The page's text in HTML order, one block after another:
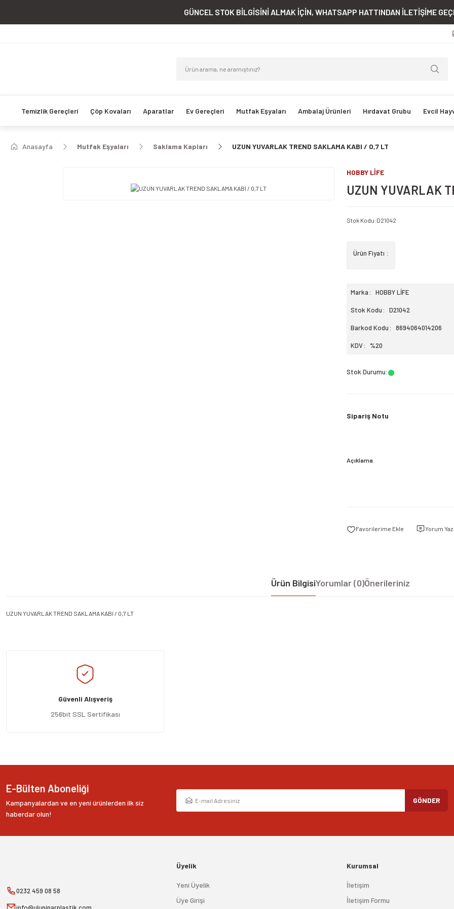
GÜNCEL STOK BİLGİSİNİ ALMAK İÇİN, WHATSAPP HATTINDAN İLETİŞİME
Temizlik Gereçleri Çöp Kovaları Aparatlar Ev Gereçleri Mutfak Eşyaları Ambalaj Ürünleri Hırdavat Grubu Evcil
Anasayfa Mutfak Eşyaları Saklama Kapları UZUN YUVARLAK TREND SAKLAMA KABI / 0,7 LT
HOBBY LİFE
UZUN YUVARLAK
Stok Kodu:D21042
Ürün Fiyatı :
Marka HOBBY LİFE
Stok Kodu D21042
Barkod Kodu 8694064014206
KDV %20
Stok Durumu:
Sipariş Notu
Açıklama
Yorum Yaz
Ürün BilgisiYorumlar (0)Önerileriniz
UZUN YUVARLAK TREND SAKLAMA KABI / 0,7 LT
Ürün resmi kalitesiz, bozuk veya görüntülenemiyor.
Ürün açıklamasında eksik bilgiler bulunuyor.
Ürün bilgilerinde hatalar bulunuyor.
Ürün fiyatı diğer sitelerden daha pahalı.
Güvenli Alışveriş
256bit SSL Sertifikası
E-Bülten Aboneliği
Kampanyalardan ve en yeni ürünlerden ilk siz
haberdar olun!
GÖNDER
0232 459 08 58
Üyelik
Yeni Üyelik
Üye Girişi
Kurumsal
İletişim
İletişim Formu